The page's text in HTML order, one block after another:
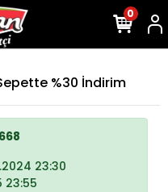
0
%30 İndirim
23:30
23:55